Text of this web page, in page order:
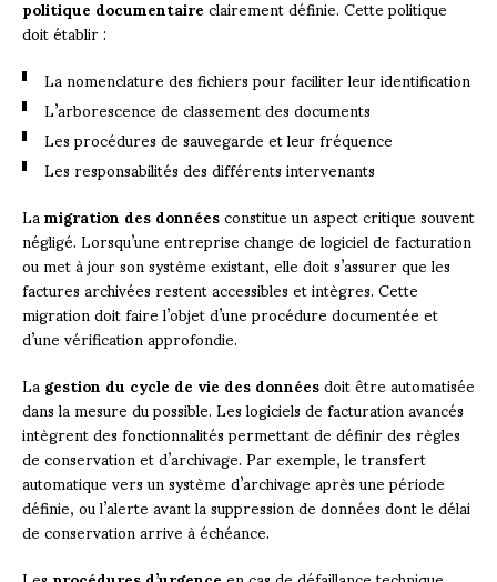
doit établir :
La nomenclature des fichiers pour faciliter leur identification
L’arborescence de classement des documents
Les procédures de sauvegarde et leur fréquence
Les responsabilités des différents intervenants
Lamigration des donnéesconstitue un aspect critique souvent
négligé. Lorsqu’une entreprise change de logiciel de facturation
ou met à jour son système existant, elle doit s’assurer que les
factures archivées restent accessibles et intègres. Cette
migration doit faire l’objet d’une procédure documentée et
d’une vérification approfondie.
Lagestion du cycle de vie des donnéesdoit être automatisée
dans la mesure du possible. Les logiciels de facturation avancés
intègrent des fonctionnalités permettant de définir des règles
de conservation et d’archivage. Par exemple, le transfert
automatique vers un système d’archivage après une période
définie, ou l’alerte avant la suppression de données dont le délai
de conservation arrive à échéance.